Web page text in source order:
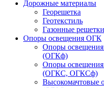
Дорожные материалы
Георешетка
Геотекстиль
Газонные решетки
Опоры освещения ОГК
Опоры
(ОГКф)
Опоры освещения
(ОГКС, ОГКСф)
Высокомачтовые